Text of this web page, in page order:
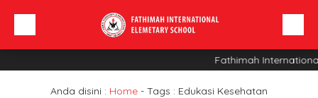
Profil Sekolah
Fathimah
Anda disini : Home - Tags : Edukasi Kesehatan